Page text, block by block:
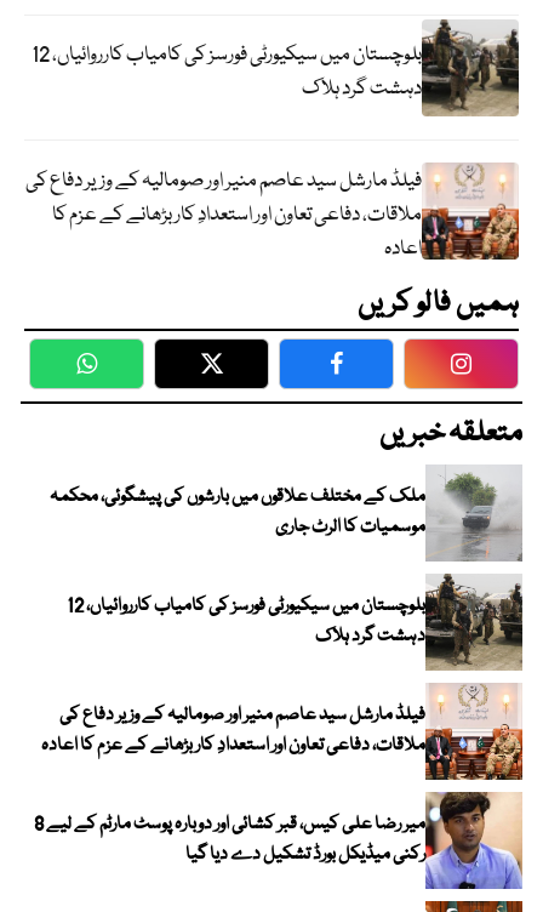
بلوچستان میں سیکیورٹی فورسز کی کامیاب کارروائیاں، 12
دہشت گرد ہلاک
فیلڈ مارشل سید عاصم منیر اور صومالیہ کے وزیر دفاع کی
ملاقات، دفاعی تعاون اور استعدادِ کار بڑھانے کے عزم کا
اعادہ
ہمیں فالو کریں
WhatsApp Twitter Facebook
متعلقہ خبریں
ملک کے مختلف علاقوں میں بارشوں کی پیشگوئی، محکمہ
موسمیات کا الرٹ جاری
بلوچستان میں سیکیورٹی فورسز کی کامیاب کارروائیاں، 12
دہشت گرد ہلاک
فیلڈ مارشل سید عاصم منیر اور صومالیہ کے وزیر دفاع کی
ملاقات، دفاعی تعاون اور استعدادِ کار بڑھانے کے عزم کا اعادہ
میر رضا علی کیس، قبر کشائی اور دوبارہ پوسٹ مارٹم کے لیے 8
رکنی میڈیکل بورڈ تشکیل دے دیا گیا